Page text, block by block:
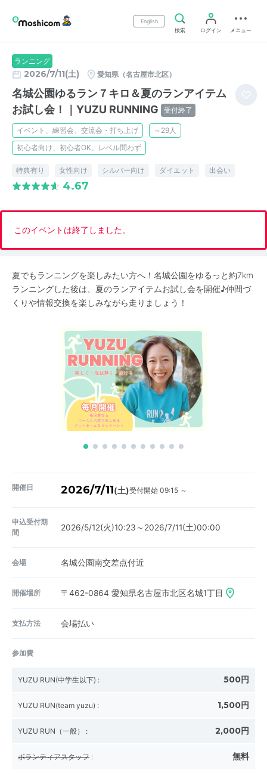
English
検索
ログイン メニュー
ランニング
2026/7/11(土) 愛知県（名古屋市北区）
名城公園ゆるラン７キロ＆夏のランアイテム
お試し会！｜YUZU RUNNING
受付終了
イベント、練習会、交流会・打ち上げ
～29人
初心者向け、初心者OK、レベル問わず
特典有り 女性向け シルバー向け ダイエット 出会い
4.67
このイベントは終了しました。
夏でもランニングを楽しみたい方へ！名城公園をゆるっと約7km
ランニングした後は、夏のランアイテムお試し会を開催♪仲間づ
くりや情報交換を楽しみながら走りましょう！
開催日 2026/7/11(土)受付開始 09:15 ～
申込受付期
間
2026/5/12(火)10:23～2026/7/11(土)00:00
会場 名城公園南交差点付近
開催場所 〒462-0864 愛知県名古屋市北区名城1丁目
支払方法 会場払い
参加費
YUZU RUN(中学生以下) : 500円
YUZU RUN(team yuzu) : 1,500円
YUZU RUN（一般） : 2,000円
ボランティアスタッフ : 無料